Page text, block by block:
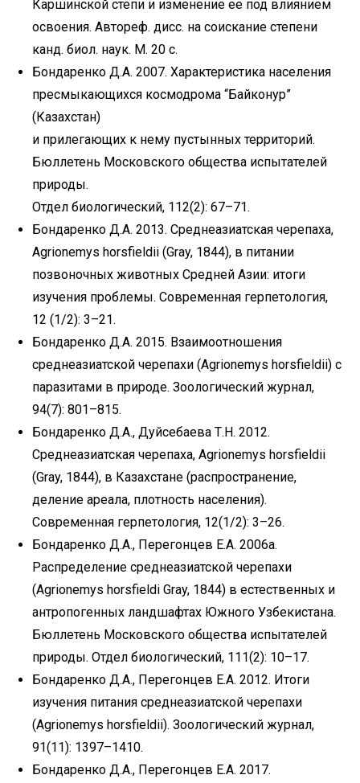
Каршинской степи и изменение ее под влиянием
освоения. Автореф. дисс. на соискание степени
канд. биол. наук. М. 20 с.
Бондаренко Д.А. 2007. Характеристика населения
пресмыкающихся космодрома “Байконур”
(Казахстан)
и прилегающих к нему пустынных территорий.
Бюллетень Московского общества испытателей
природы.
Отдел биологический, 112(2): 67–71.
Бондаренко Д.А. 2013. Среднеазиатская черепаха,
Agrionemys horsfieldii (Gray, 1844), в питании
позвоночных животных Средней Азии: итоги
изучения проблемы. Современная герпетология,
12 (1/2): 3–21.
Бондаренко Д.А. 2015. Взаимоотношения
среднеазиатской черепахи (Agrionemys horsfieldii) с
паразитами в природе. Зоологический журнал,
94(7): 801–815.
Бондаренко Д.А., Дуйсебаева Т.Н. 2012.
Среднеазиатская черепаха, Agrionemys horsfieldii
(Gray, 1844), в Казахстане (распространение,
деление ареала, плотность населения).
Современная герпетология, 12(1/2): 3–26.
Бондаренко Д.А., Перегонцев Е.А. 2006a.
Распределение среднеазиатской черепахи
(Agrionemys horsfieldi Gray, 1844) в естественных и
антропогенных ландшафтах Южного Узбекистана.
Бюллетень Московского общества испытателей
природы. Отдел биологический, 111(2): 10–17.
Бондаренко Д.А., Перегонцев Е.А. 2012. Итоги
изучения питания среднеазиатской черепахи
(Agrionemys horsfieldii). Зоологический журнал,
91(11): 1397–1410.
Бондаренко Д.А., Перегонцев Е.А. 2017.